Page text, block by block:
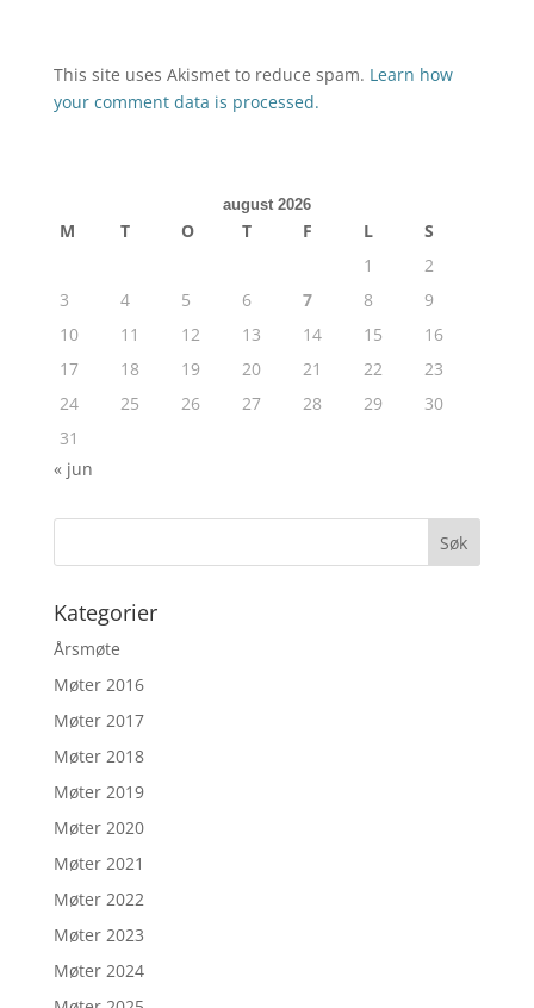
This site uses Akismet to reduce spam. Learn how
your comment data is processed.
august 2026
M T O T F L
S
1
2
3
4 5 6 7 8
9
10
11 12 13 14 15
16
17
18 19 20 21 22
23
24
25 26 27 28 29
30
31
« jun
Kategorier
Årsmøte
Møter 2016
Møter 2017
Møter 2018
Møter 2019
Møter 2020
Møter 2021
Møter 2022
Møter 2023
Møter 2024